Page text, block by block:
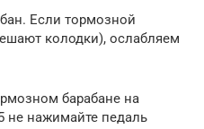
Если тормозной
колодки), ослабляем
барабане на
не нажимайте педаль